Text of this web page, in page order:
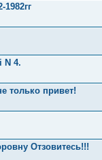
N 4.
только привет!
Отзовитесь!!!